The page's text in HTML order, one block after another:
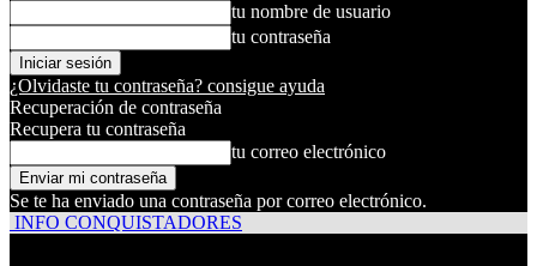
tu nombre de usuario
tu contraseña
¿Olvidaste tu contraseña? consigue ayuda
Recuperación de contraseña
Recupera tu contraseña
tu correo electrónico
Se te ha enviado una contraseña por correo electrónico.
INFO CONQUISTADORES